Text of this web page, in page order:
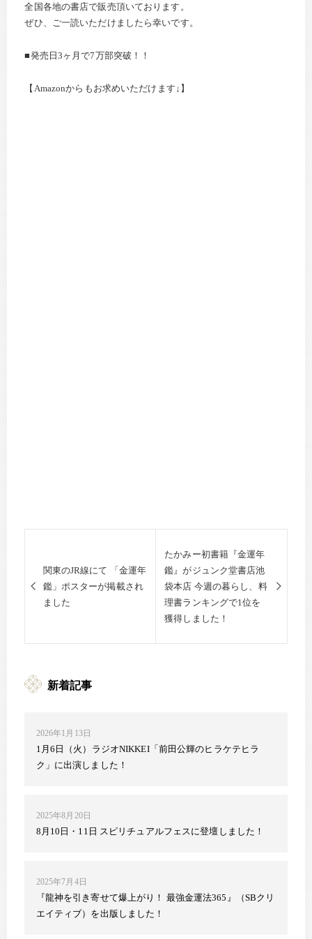
全国各地の書店で販売頂いております。
ぜひ、ご一読いただけましたら幸いです。
■発売日3ヶ月で7万部突破！！
【Amazonからもお求めいただけます↓】
関東のJR線にて 「金運年
鑑」ポスターが掲載され
ました
たかみー初書籍『金運年
鑑』がジュンク堂書店池
袋本店 今週の暮らし、料
理書ランキングで1位を
獲得しました！
新着記事
2026年1月13日
1月6日（火）ラジオNIKKEI「前田公輝のヒラケテヒラ
ク」に出演しました！
2025年8月20日
8月10日・11日 スピリチュアルフェスに登壇しました！
2025年7月4日
『龍神を引き寄せて爆上がり！ 最強金運法365』（SBクリ
エイティブ）を出版しました！